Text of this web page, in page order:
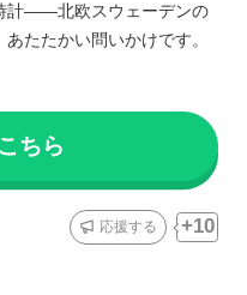
計――北欧スウェーデンの
たたかい問いかけです。
ちら
応援する 10